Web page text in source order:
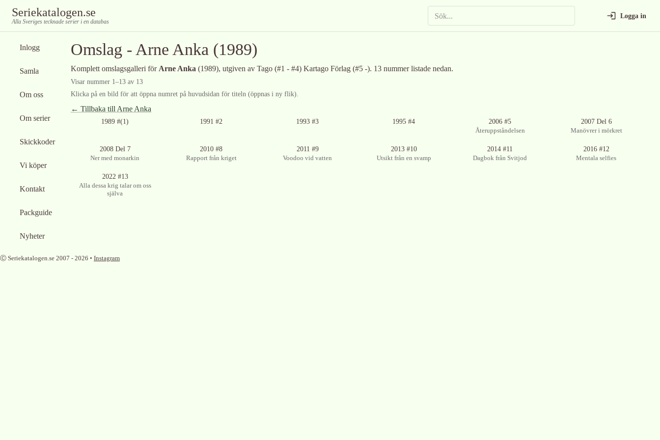
Seriekatalogen.se
Alla Sveriges tecknade serier i en databas
Logga in
Inlogg
Samla
Om oss
Om serier
Skickkoder
Vi köper
Kontakt
Packguide
Nyheter
Omslag - Arne Anka (1989)
Komplett omslagsgalleri för Arne Anka (1989), utgiven av Tago (#1 - #4) Kartago Förlag (#5 -). 13 nummer listade nedan.
Visar nummer 1–13 av 13
Klicka på en bild för att öppna numret på huvudsidan för titeln (öppnas i ny flik).
← Tillbaka till Arne Anka
1989 #(1) 1991 #2 1993 #3 1995 #4 2006 #5
Återuppståndelsen
2007 Del 6
Manövrer i mörkret
2008 Del 7
Ner med monarkin
2010 #8
Rapport från kriget
2011 #9
Voodoo vid vatten
2013 #10
Utsikt från en svamp
2014 #11
Dagbok från Svitjod
2016 #12
Mentala selfies
Ingen bild tillgänglig
2022 #13
Alla dessa krig talar om oss
själva
Ⓒ Seriekatalogen.se 2007 - 2026 • Instagram